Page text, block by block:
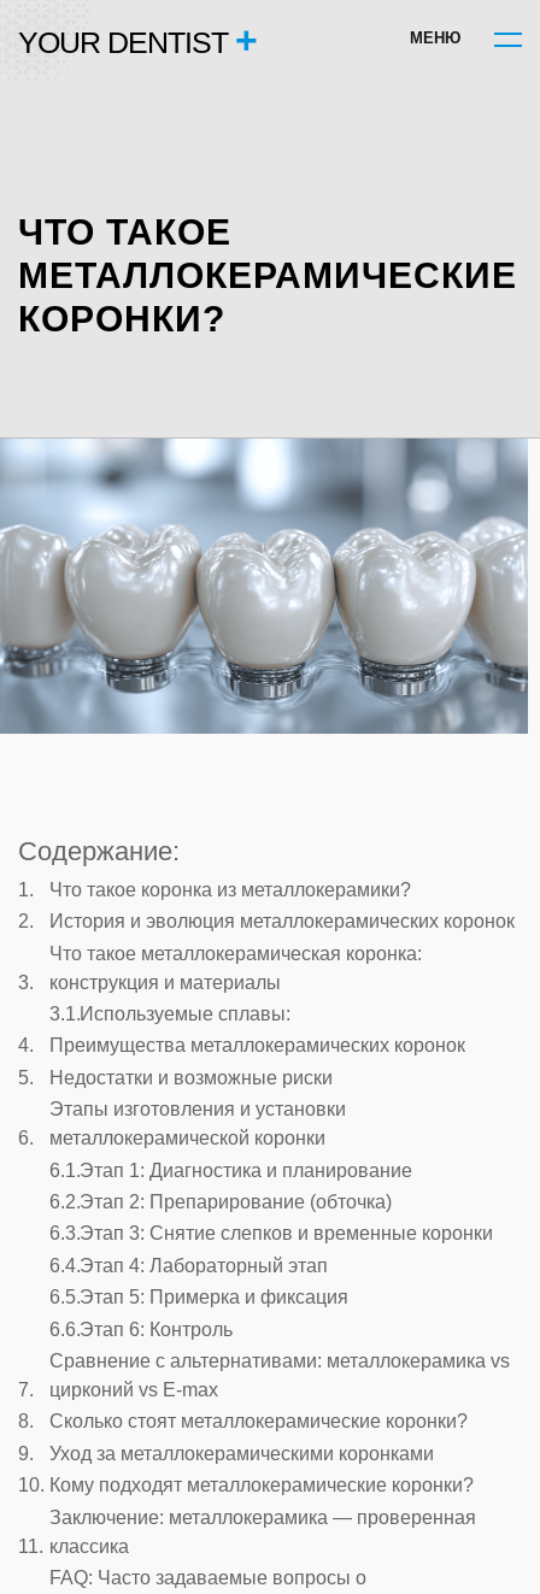
YOUR DENTIST + М ЕН Ю
ЧТО ТАКОЕ
МЕТАЛЛОКЕРАМИЧЕСКИЕ
КОРОНКИ?
Содержание:
Что такое коронка из металлокерамики?
История и эволюция металлокерамических коронок
Что такое металлокерамическая коронка:
конструкция и материалы
Используемые сплавы:
Преимущества металлокерамических коронок
Недостатки и возможные риски
Этапы изготовления и установки
металлокерамической коронки
Этап 1: Диагностика и планирование
Этап 2: Препарирование (обточка)
Этап 3: Снятие слепков и временные коронки
Этап 4: Лабораторный этап
Этап 5: Примерка и фиксация
Этап 6: Контроль
Сравнение с альтернативами: металлокерамика vs
цирконий vs E-max
Сколько стоят металлокерамические коронки?
Уход за металлокерамическими коронками
Кому подходят металлокерамические коронки?
Заключение: металлокерамика — проверенная
классика
FAQ: Часто задаваемые вопросы о